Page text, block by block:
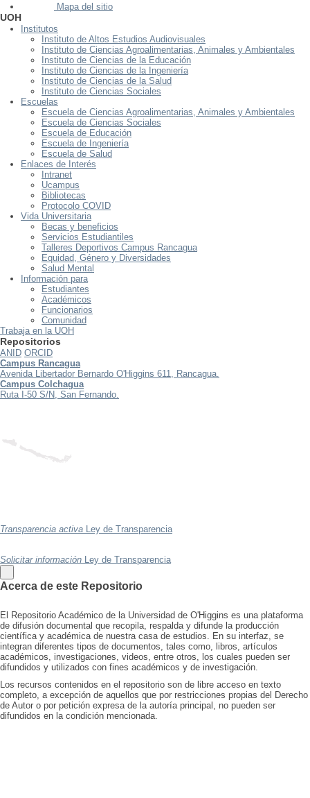
Mapa del sitio
UOH
Institutos
Instituto de Altos Estudios Audiovisuales
Instituto de Ciencias Agroalimentarias, Animales y Ambientales
Instituto de Ciencias de la Educación
Instituto de Ciencias de la Ingeniería
Instituto de Ciencias de la Salud
Instituto de Ciencias Sociales
Escuelas
Escuela de Ciencias Agroalimentarias, Animales y Ambientales
Escuela de Ciencias Sociales
Escuela de Educación
Escuela de Ingeniería
Escuela de Salud
Enlaces de Interés
Intranet
Ucampus
Bibliotecas
Protocolo COVID
Vida Universitaria
Becas y beneficios
Servicios Estudiantiles
Talleres Deportivos Campus Rancagua
Equidad, Género y Diversidades
Salud Mental
Información para
Estudiantes
Académicos
Funcionarios
Comunidad
Trabaja en la UOH
Repositorios
ANID ORCID
Campus Rancagua
Avenida Libertador Bernardo O'Higgins 611, Rancagua.
Campus Colchagua
Ruta I-50 S/N, San Fernando.
Transparencia activa Ley de Transparencia
Solicitar información Ley de Transparencia
Acerca de este Repositorio
El Repositorio Académico de la Universidad de O'Higgins es una plataforma
de difusión documental que recopila, respalda y difunde la producción
científica y académica de nuestra casa de estudios. En su interfaz, se
integran diferentes tipos de documentos, tales como, libros, artículos
académicos, investigaciones, videos, entre otros, los cuales pueden ser
difundidos y utilizados con fines académicos y de investigación.
Los recursos contenidos en el repositorio son de libre acceso en texto
completo, a excepción de aquellos que por restricciones propias del Derecho
de Autor o por petición expresa de la autoría principal, no pueden ser
difundidos en la condición mencionada.